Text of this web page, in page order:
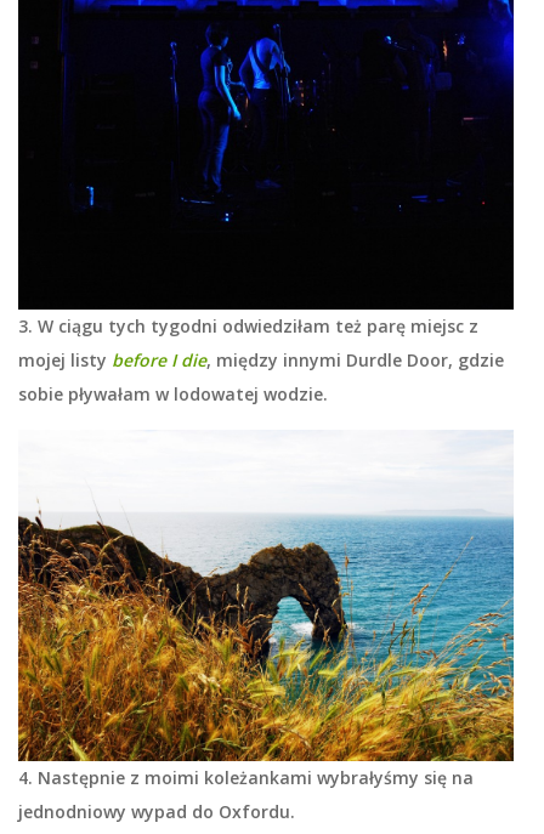
3. W ciągu tych tygodni odwiedziłam też parę miejsc z
mojej listy before I die, między innymi Durdle Door, gdzie
sobie pływałam w lodowatej wodzie.
4. Następnie z moimi koleżankami wybrałyśmy się na
jednodniowy wypad do Oxfordu.